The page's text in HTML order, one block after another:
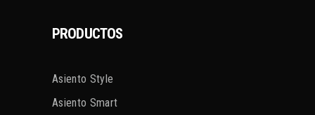
PRODUCTOS
Asiento Style
Asiento Smart